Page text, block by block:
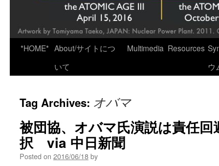
*HOME* About/サイトにつ
いて
Multimedia Resources
ウ
Tag Archives: オバマ
被団協、オバマ氏演説は責任
択 via 中日新聞
Posted on 2016/06/18by